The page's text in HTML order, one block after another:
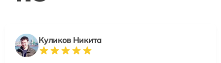
Куликов Никита